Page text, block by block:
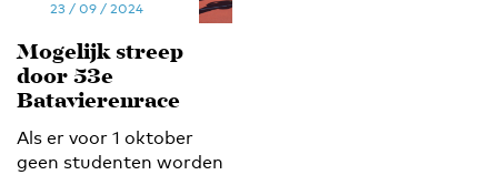
23 / 09 / 2024
Mogelijk streep
door 53e
Batavierenrace
Als er voor 1 oktober
geen studenten worden